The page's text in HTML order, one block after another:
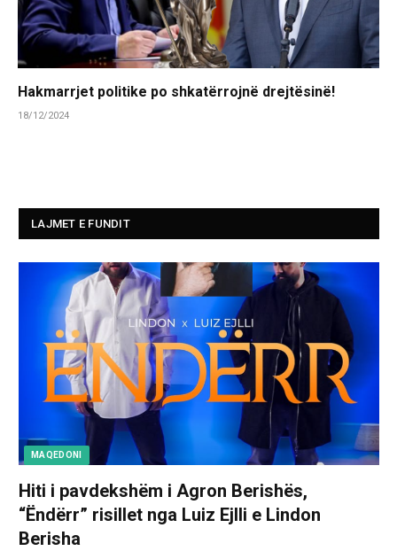
Hakmarrjet politike po shkatërrojnë drejtësinë!
18/12/2024
LAJMET E FUNDIT
MAQEDONI
Hiti i pavdekshëm i Agron Berishës,
“Ëndërr” risillet nga Luiz Ejlli e Lindon
Berisha